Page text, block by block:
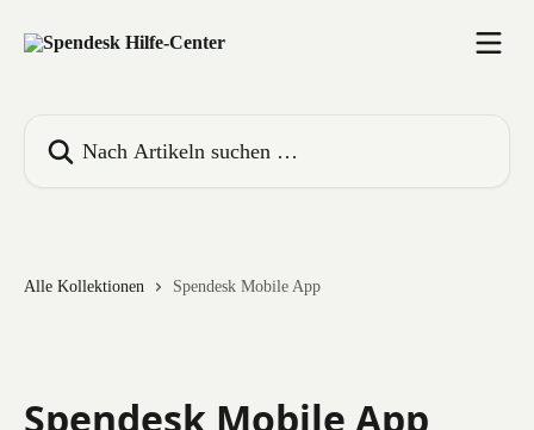
Alle Kollektionen Spendesk Mobile App
Spendesk Mobile App